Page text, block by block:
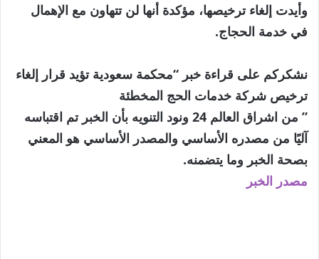
وأيدت إلغاء ترخيصها، مؤكدة أنها لن تتهاون مع الإهمال
في خدمة الحجاج.
نشكركم على قراءة خبر “محكمة سعودية تؤيد قرار إلغاء
ترخيص شركة خدمات الحج المخطئة
” من اشراق العالم 24 ونود التنويه بأن الخبر تم اقتباسه
آليًا من مصدره الأساسي والمصدر الأساسي هو المعني
بصحة الخبر وما يتضمنه.
مصدر الخبر